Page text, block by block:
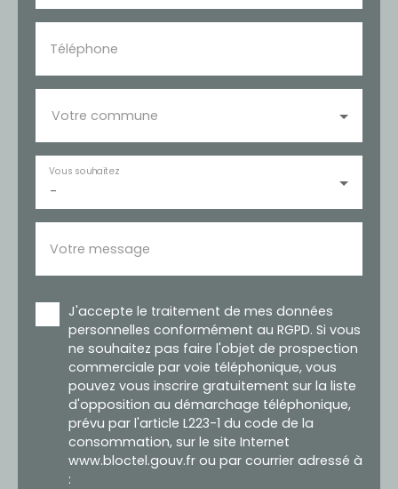
Téléphone
Votre commune
-
Vous souhaitez
Votre message
J'accepte le traitement de mes données
personnelles conformément au RGPD. Si vous
ne souhaitez pas faire l'objet de prospection
commerciale par voie téléphonique, vous
pouvez vous inscrire gratuitement sur la liste
d'opposition au démarchage téléphonique,
prévu par l'article L223-1 du code de la
consommation, sur le site Internet
www.bloctel.gouv.fr ou par courrier adressé à
: